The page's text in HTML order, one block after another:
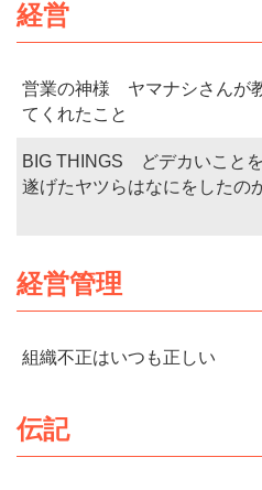
経営
営業の神様 ヤマナシさんが
てくれたこと
BIG THINGS どデカいこと
遂げたヤツらはなにをしたの
経営管理
組織不正はいつも正しい
伝記